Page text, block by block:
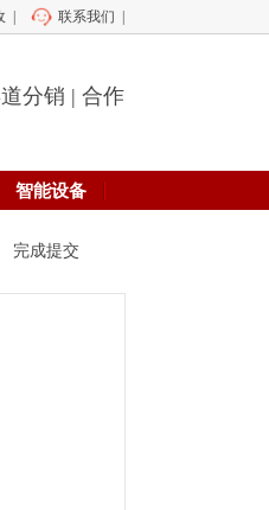
联系我们
分销 | 合作
智能设备
完成提交